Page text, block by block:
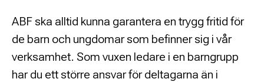
ABF ska alltid kunna garantera en trygg fritid för
de barn och ungdomar som befinner sig i vår
verksamhet. Som vuxen ledare i en barngrupp
har du ett större ansvar för deltagarna än i